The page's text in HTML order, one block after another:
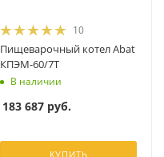
10
Пищеварочный котел Abat
КПЭМ-60/7Т
В наличии
183 687 руб.
КУПИТЬ